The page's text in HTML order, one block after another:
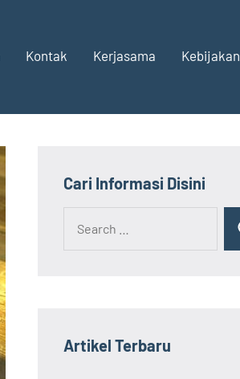
Kontak Kerjasama
Cari Informasi Disini
Artikel Terbaru